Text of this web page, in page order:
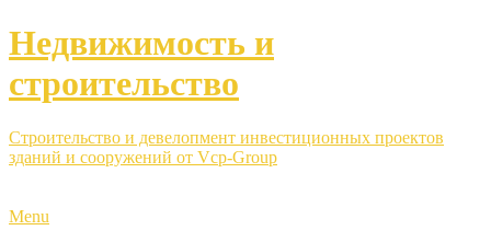
Недвижимость и
строительство
Строительство и девелопмент инвестиционных проектов
зданий и сооружений от Vcp-Group
Menu